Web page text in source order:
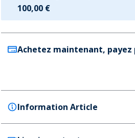
100,00 €
Achetez maintenant, payez
Information Article